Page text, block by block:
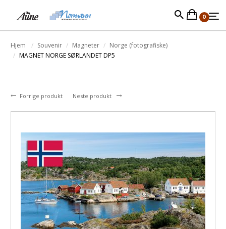
0
Hjem Souvenir Magneter
Norge (fotografiske)
MAGNET NORGE SØRLANDET DP5
Forrige produkt Neste produkt